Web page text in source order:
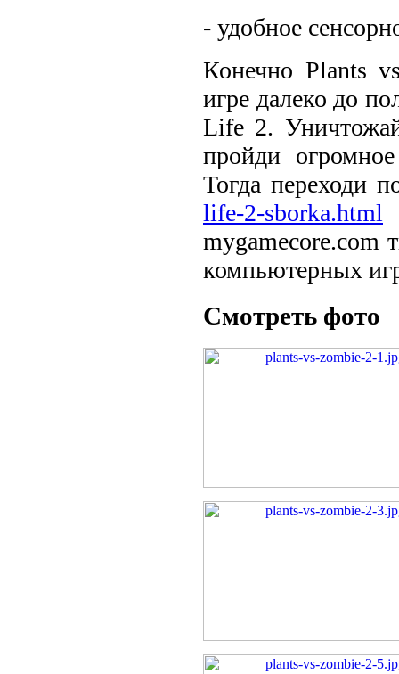
- удобное
Конечно Plants
игре далеко до
Life 2.
пройди
Тогда переходи
life-2-sborka.html
mygamecore.com
компьютерных
Смотреть фото